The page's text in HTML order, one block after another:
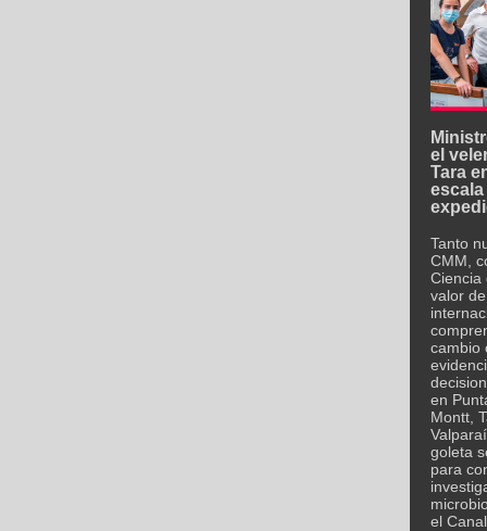
el
Tara
escala
Tanto
CMM,
Ciencia
valor
cambio
en
Montt,
goleta
para
el